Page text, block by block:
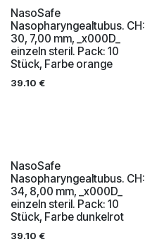
NasoSafe
Nasopharyngealtubus. CH:
30, 7,00 mm, _x000D_
einzeln steril. Pack: 10
Stück, Farbe orange
39.10 €
NasoSafe
Nasopharyngealtubus. CH:
34, 8,00 mm, _x000D_
einzeln steril. Pack: 10
Stück, Farbe dunkelrot
39.10 €